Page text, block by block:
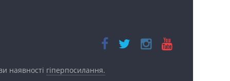
наявності гіперпосилання.